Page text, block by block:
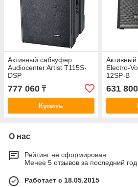
Активный сабвуфер
Audiocenter Artist T115S-
DSP
777 060 ₸
Купить
Electro-
12SP-B
631 800
О нас
Рейтинг не сформирован
Менее 5 отзывов за последний год
Работает с 18.05.2015